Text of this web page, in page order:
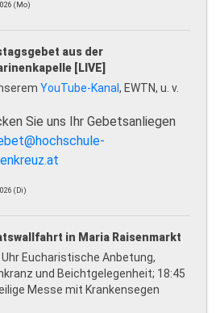
(Mo)
aus der
[LIVE]
YouTube-Kanal, EWTN, u. v.
Sie uns Ihr Gebetsanliegen
(Di)
in Maria Raisenmarkt
Uhr Eucharistische Anbetung,
und Beichtgelegenheit; 18:45
Messe mit Krankensegen